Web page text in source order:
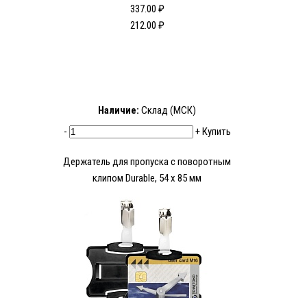
337.00 ₽
212.00 ₽
Наличие: Склад (МСК)
-
+Купить
Держатель для пропуска с поворотным
клипом Durable, 54 x 85 мм